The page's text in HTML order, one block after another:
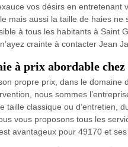
vos désirs en entretenant
mais aussi la taille de haies
à tous les habitants à Saint
crainte à contacter Jean
à prix abordable chez
propre prix, dans le domaine
nous sommes
taille classique ou d’entretien,
vous proposons tous les
avantageux pour 49170 et